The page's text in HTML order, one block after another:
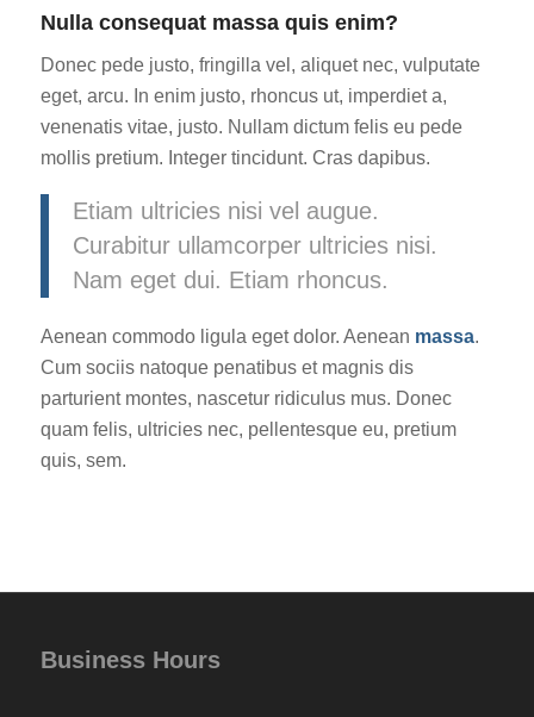
Nulla consequat massa quis enim?
Donec pede justo, fringilla vel, aliquet nec, vulputate
eget, arcu. In enim justo, rhoncus ut, imperdiet a,
venenatis vitae, justo. Nullam dictum felis eu pede
mollis pretium. Integer tincidunt. Cras dapibus.
Etiam ultricies nisi vel augue.
Curabitur ullamcorper ultricies nisi.
Nam eget dui. Etiam rhoncus.
Aenean commodo ligula eget dolor. Aenean massa.
Cum sociis natoque penatibus et magnis dis
parturient montes, nascetur ridiculus mus. Donec
quam felis, ultricies nec, pellentesque eu, pretium
quis, sem.
Business Hours